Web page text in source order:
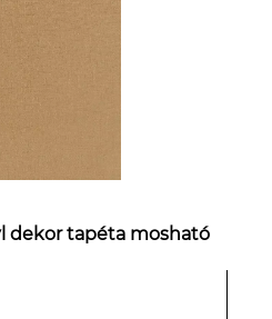
dekor tapéta mosható